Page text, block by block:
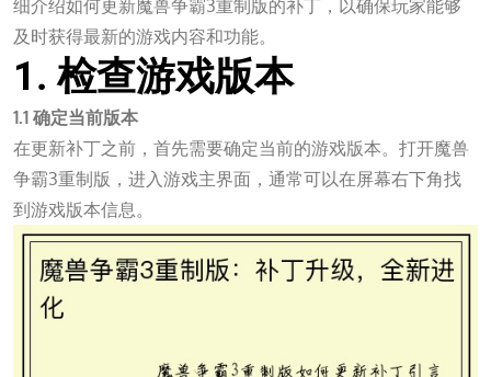
细介绍如何更新魔兽争霸3重制版的补丁，以确保玩家能够
及时获得最新的游戏内容和功能。
1. 检查游戏版本
1.1 确定当前版本
在更新补丁之前，首先需要确定当前的游戏版本。打开魔兽
争霸3重制版，进入游戏主界面，通常可以在屏幕右下角找
到游戏版本信息。